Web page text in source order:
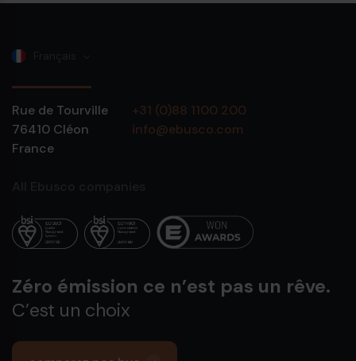
Rue de Tourville
76410 Cléon
France
+31 (0)88 1100 200
info@ebusco.com
Zéro émission ce n’est pas un rêve.
C’est un choix